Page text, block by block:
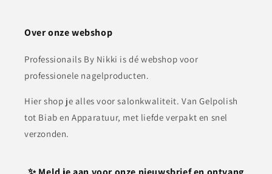
Over onze webshop
Professionails By Nikki is dé webshop voor
professionele nagelproducten.
Hier shop je alles voor salonkwaliteit. Van Gelpolish
tot Biab en Apparatuur, met liefde verpakt en snel
verzonden.